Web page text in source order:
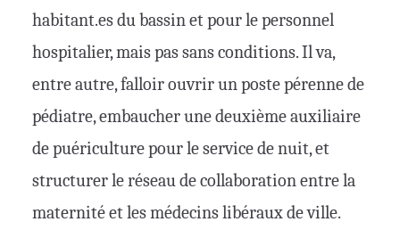
habitant.es du bassin et pour le personnel
hospitalier, mais pas sans conditions. Il va,
entre autre, falloir ouvrir un poste pérenne de
pédiatre, embaucher une deuxième auxiliaire
de puériculture pour le service de nuit, et
structurer le réseau de collaboration entre la
maternité et les médecins libéraux de ville.